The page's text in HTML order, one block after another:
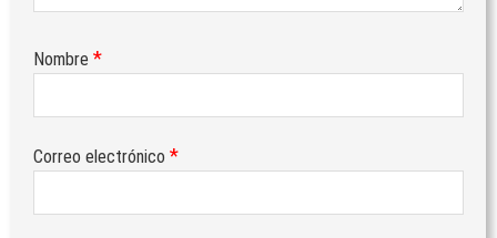
Nombre *
Correo electrónico *